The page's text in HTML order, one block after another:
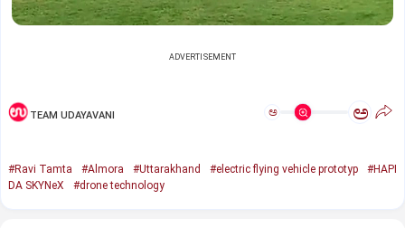
ADVERTISEMENT
TEAM UDAYAVANI ಅ ಅ
#Ravi Tamta #Almora #Uttarakhand #electric flying vehicle prototyp
#HAPI
DA SKYNeX
#drone technology